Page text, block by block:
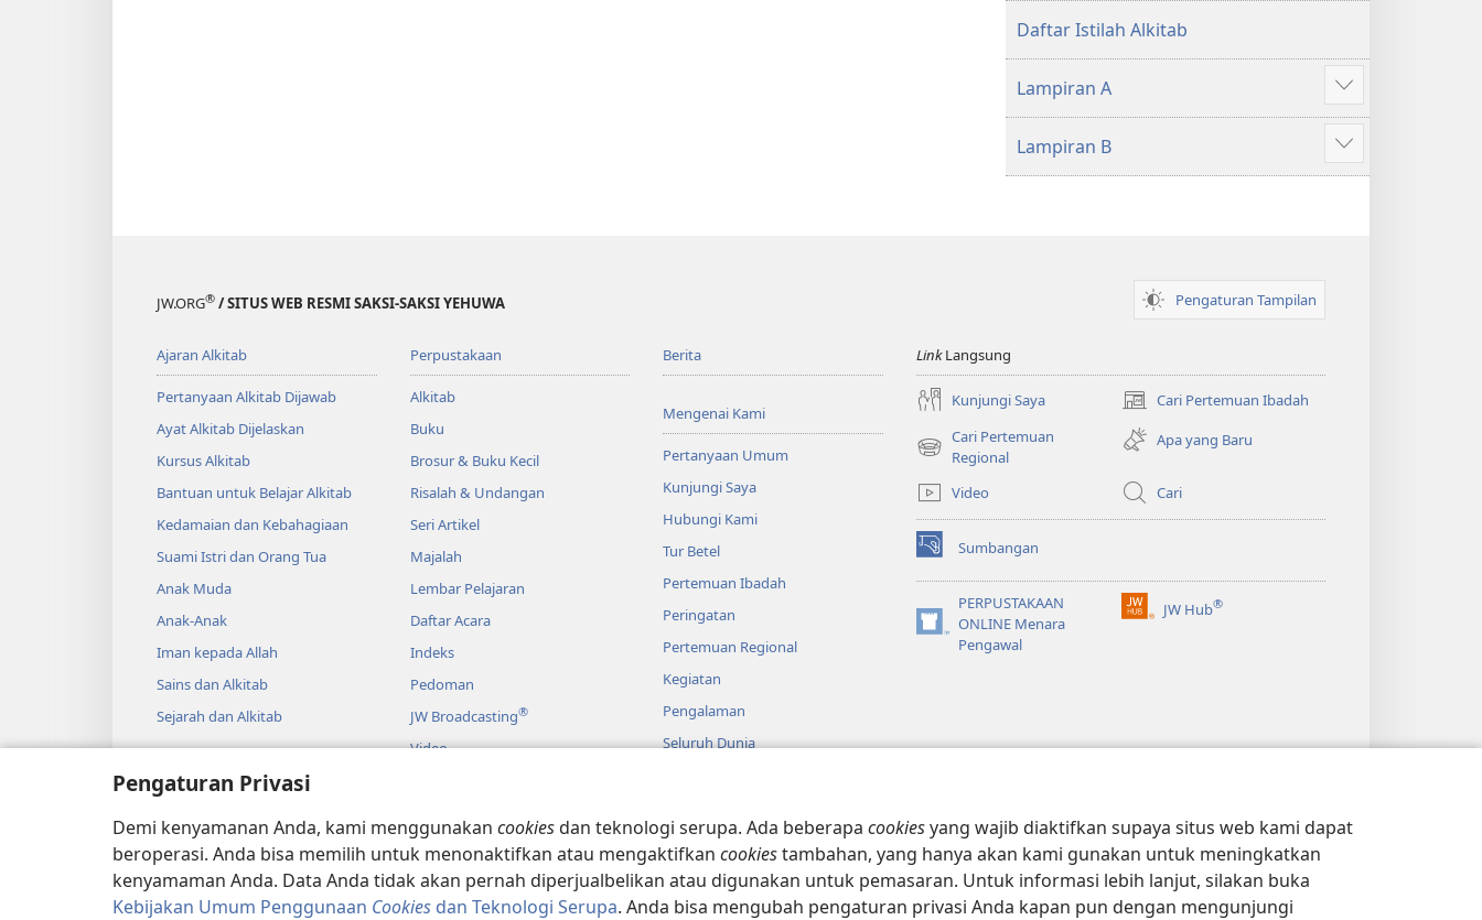
Pengaturan Privasi
Demi kenyamanan Anda, kami menggunakan cookiesdan teknologi serupa. Ada beberapa cookiesyang wajib diaktifkan supaya situs web kami dapat
beroperasi. Anda bisa memilih untuk menonaktifkan atau mengaktifkan cookiestambahan, yang hanya akan kami gunakan untuk meningkatkan
kenyamaman Anda. Data Anda tidak akan pernah diperjualbelikan atau digunakan untuk pemasaran. Untuk informasi lebih lanjut, silakan buka
Kebijakan Umum Penggunaan Cookies dan Teknologi Serupa. Anda bisa mengubah pengaturan privasi Anda kapan pun dengan mengunjungi
Daftar Istilah Alkitab
Lampiran A
Tampilkan
lebih
banyak
Lampiran B
Tampilkan
lebih
JW.ORG® / SITUS WEB RESMI SAKSI-SAKSI YEHUWA Pengaturan Tampilan
Ajaran Alkitab
Pertanyaan Alkitab Dijawab
Ayat Alkitab Dijelaskan
Kursus Alkitab
Bantuan untuk Belajar Alkitab
Kedamaian dan Kebahagiaan
Suami Istri dan Orang Tua
Anak Muda
Anak-Anak
Iman kepada Allah
Sains dan Alkitab
Sejarah dan Alkitab
Perpustakaan
Alkitab
Buku
Brosur & Buku Kecil
Risalah & Undangan
Seri Artikel
Majalah
Lembar Pelajaran
Daftar Acara
Indeks
Pedoman
JW Broadcasting®
Video
Pembacaan Alkitab Model Drama
Berita
Mengenai Kami
Pertanyaan Umum
Kunjungi Saya
Hubungi Kami
Tur Betel
Pertemuan Ibadah
Peringatan
Pertemuan Regional
Kegiatan
Pengalaman
Seluruh Dunia
LinkLangsung
Kunjungi Saya Cari Pertemuan Ibadah
(terbuka
di
window
Cari Pertemuan
Regional
(terbuka
window
baru)
Apa yang Baru
Video Cari
Sumbangan
(terbuka
di
window
baru)
PERPUSTAKAAN
ONLINE Menara
Pengawal
(terbuka
JW Hub®
(terbuka